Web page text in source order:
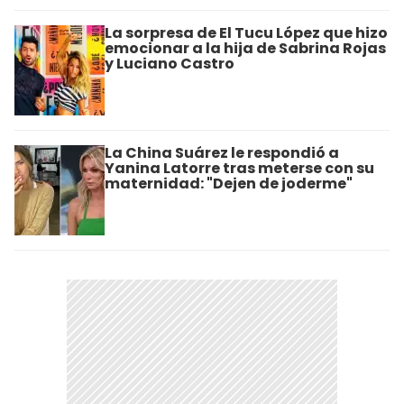
La sorpresa de El Tucu López que hizo
emocionar a la hija de Sabrina Rojas
y Luciano Castro
La China Suárez le respondió a
Yanina Latorre tras meterse con su
maternidad: "Dejen de joderme"